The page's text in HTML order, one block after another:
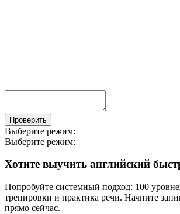
Проверить
Выберите режим:
Выберите режим:
Хотите выучить английский
Попробуйте системный подход: 100
тренировки и практика речи. Начните
прямо сейчас.